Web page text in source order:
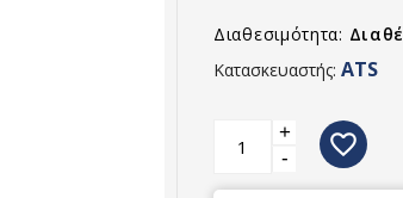
Διαθεσιμότητα:
Κατασκευαστής: ATS
+
-
favorite_border